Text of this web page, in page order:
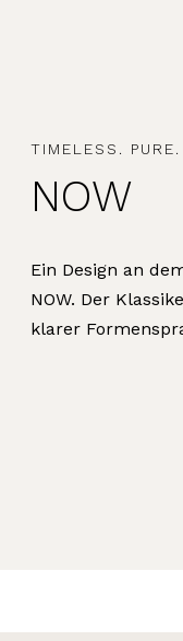
TIMELESS. PURE.
NOW
Ein Design an
NOW. Der
klarer